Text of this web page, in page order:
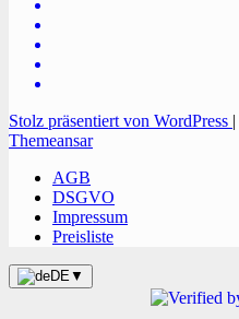
Stolz präsentiert von WordPress |
Themeansar
AGB
DSGVO
Impressum
Preisliste
DE▼